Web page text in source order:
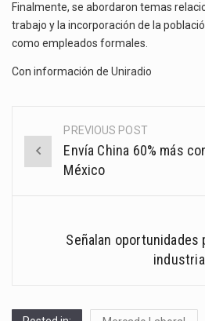
Finalmente, se abordaron temas
trabajo y la incorporación de la
como empleados formales.
Con información de Uniradio
Post
navigation
PREVIOUS POST
Envía China 60% más
México
Señalan oportunidades